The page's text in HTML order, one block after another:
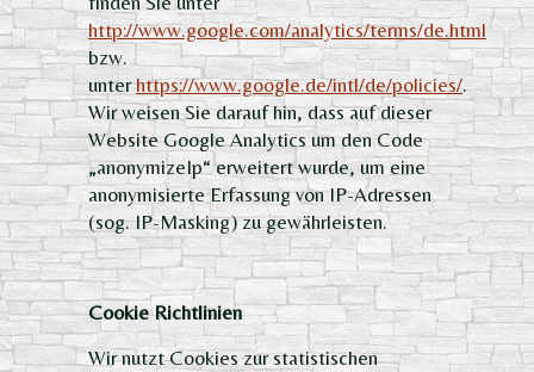
http://www.google.com/analytics/terms/de.html
bzw.
unterhttps://www.google.de/intl/de/policies/.
Wir weisen Sie darauf hin, dass auf dieser
Website Google Analytics um den Code
„anonymizeIp“ erweitert wurde, um eine
anonymisierte Erfassung von IP-Adressen
(sog. IP-Masking) zu gewährleisten.
Cookie Richtlinien
Wir nutzt Cookies zur statistischen